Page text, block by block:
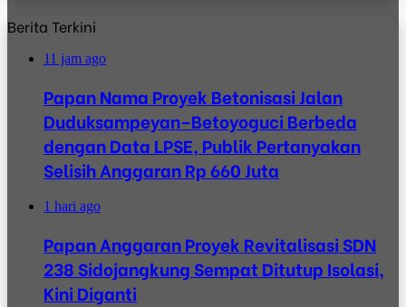
Berita Terkini
11 jam ago
Papan Nama Proyek Betonisasi Jalan
Duduksampeyan–Betoyoguci Berbeda
dengan Data LPSE, Publik Pertanyakan
Selisih Anggaran Rp 660 Juta
1 hari ago
Papan Anggaran Proyek Revitalisasi SDN
238 Sidojangkung Sempat Ditutup Isolasi,
Kini Diganti